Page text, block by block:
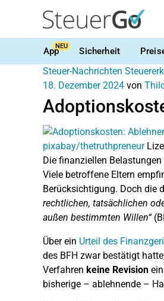
AppNEU Sicherheit
Steuer-Nachrichten
18. Dezember 2024 von
pixabay/thetruthpreneur
Die finanziellen
Viele betroffene Eltern
Berücksichtigung. Doch die
rechtlichen, tatsächlichen
außen bestimmten Willen“
Über ein Urteil des
des BFH zwar bestätigt
Verfahren keine Revision
bisherige – ablehnende –